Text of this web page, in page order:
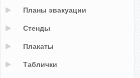
Планы эвакуации
Стенды
Плакаты
Таблички